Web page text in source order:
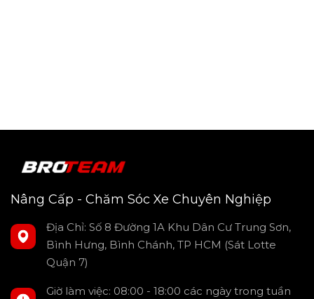
kỹ thuật nhanh chóng, hoàn toàn miễn phí.
Thông tin kỹ thuật nổi bật chắn bùn
ARB dành cho xe bán tải & SUVs
Xuất xứ: Thái Lan
Chất liệu: Cao su đàn hồi độ bền cao
Nhận diện thương hiệu: Logo ARB dập nổi màu trắng
Nâng Cấp - Chăm Sóc Xe Chuyên Nghiệp
Địa Chỉ: Số 8 Đường 1A Khu Dân Cư Trung Sơn,
Bình Hưng, Bình Chánh, TP HCM (Sát Lotte
Quận 7)
Giờ làm việc: 08:00 - 18:00 các ngày trong tuần